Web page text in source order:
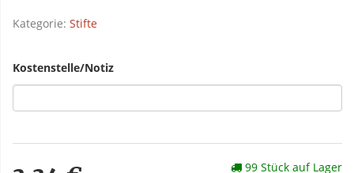
Kategorie: Stifte
Kostenstelle/Notiz
99 Stück auf Lager